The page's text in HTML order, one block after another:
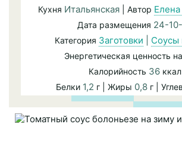
Кухня Итальянская| Автор
Дата размещения 24-
Категория Заготовки Соусы
Энергетическая ценность на
Калорийность 36ккал
Белки 1,2 г | Жиры 0,8 г |